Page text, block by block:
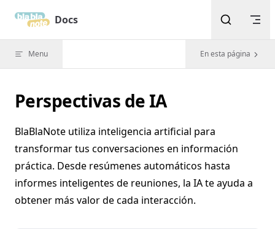
Skip to contentDocs
Menu En esta página
Perspectivas de IA
BlaBlaNote utiliza inteligencia artificial para
transformar tus conversaciones en información
práctica. Desde resúmenes automáticos hasta
informes inteligentes de reuniones, la IA te ayuda a
obtener más valor de cada interacción.